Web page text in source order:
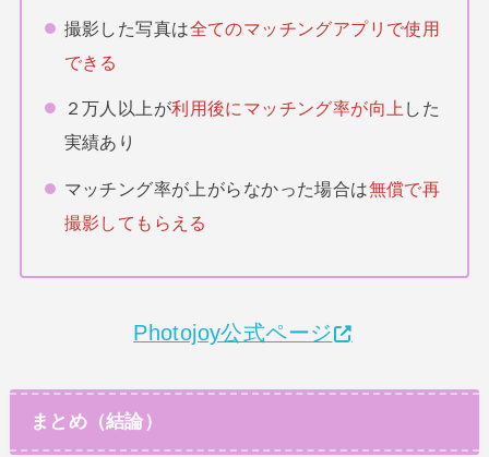
撮影した写真は全てのマッチングアプリで使用
できる
２万人以上が利用後にマッチング率が向上 した
実績あり
マッチング率が上がらなかった場合は無償で再
撮影してもらえる
Photojoy公式ページ
まとめ（結論）